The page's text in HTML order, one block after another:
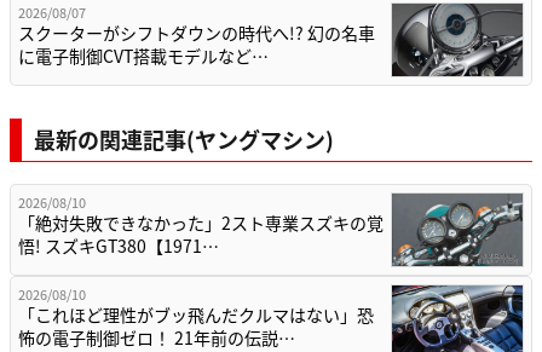
2026/08/07
スクーターがシフトダウンの時代へ!? 幻の名車
に電子制御CVT搭載モデルなど…
最新の関連記事(ヤングマシン)
2026/08/10
「絶対失敗できなかった」2スト専業スズキの覚
悟! スズキGT380【1971…
2026/08/10
「これほど理性がブッ飛んだクルマはない」恐
怖の電子制御ゼロ！ 21年前の伝説…